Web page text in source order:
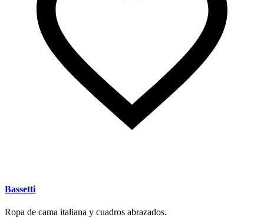
Bassetti
Ropa de cama italiana y cuadros abrazados.